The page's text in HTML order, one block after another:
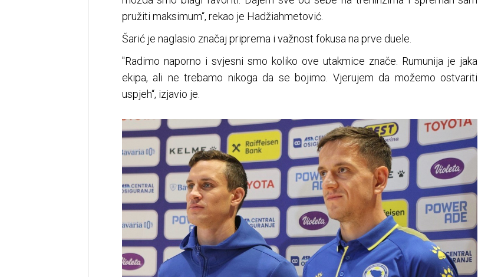
pružiti maksimum“, rekao je Hadžiahmetović.
Šarić je naglasio značaj priprema i važnost fokusa na prve duele.
"Radimo naporno i svjesni smo koliko ove utakmice znače. Rumunija je jaka
ekipa, ali ne trebamo nikoga da se bojimo. Vjerujem da možemo ostvariti
uspjeh“, izjavio je.